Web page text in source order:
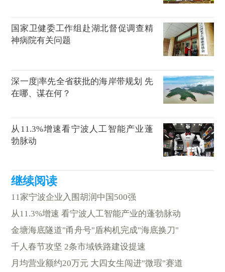
国家卫健委工作组赴湖北督促调查精
神病院有关问题
深一度|率先全省获批的海岸带规划 先
在哪、谋在何？
从11.3%增速看宁波人工智能产业蓬
勃脉动
11家宁波企业入围胡润中国500强
从11.3%增速 看宁波人工智能产业的蓬勃脉动
金塘海底隧道"甬舟号"盾构机完成"海底换刀"
千人春节攻坚 2条市域铁路建设提速
月均营业额约20万元 大四女生闯进"微瑕"赛道